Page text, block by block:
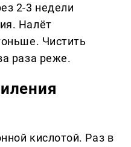
2-3 недели
Налёт
Чистить
раза реже.
кислотой. Раз в